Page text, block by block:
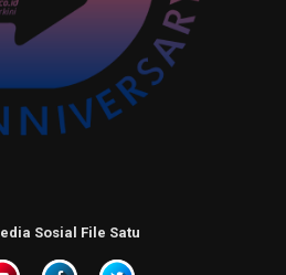
Sosial File Satu